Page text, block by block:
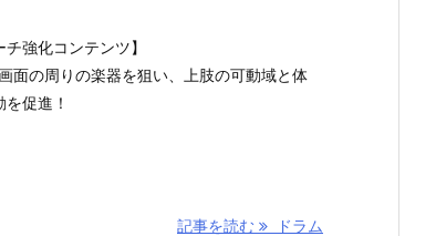
強化コンテンツ】
面の周りの楽器を狙い、上肢の可動域と体
促進！
記事を読む ドラム